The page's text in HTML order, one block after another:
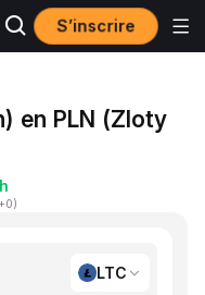
S’inscrire
en PLN (Zloty
)
LTC